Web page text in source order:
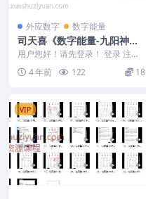
外应数字 数字能量
司天喜《数字能量-九阳神
功》视频+讲义
用户您好！请先登录！ 登录 注册
司天喜《数字能量-九阳神功》 M2
301-11...
4 年前 122 18
VIP